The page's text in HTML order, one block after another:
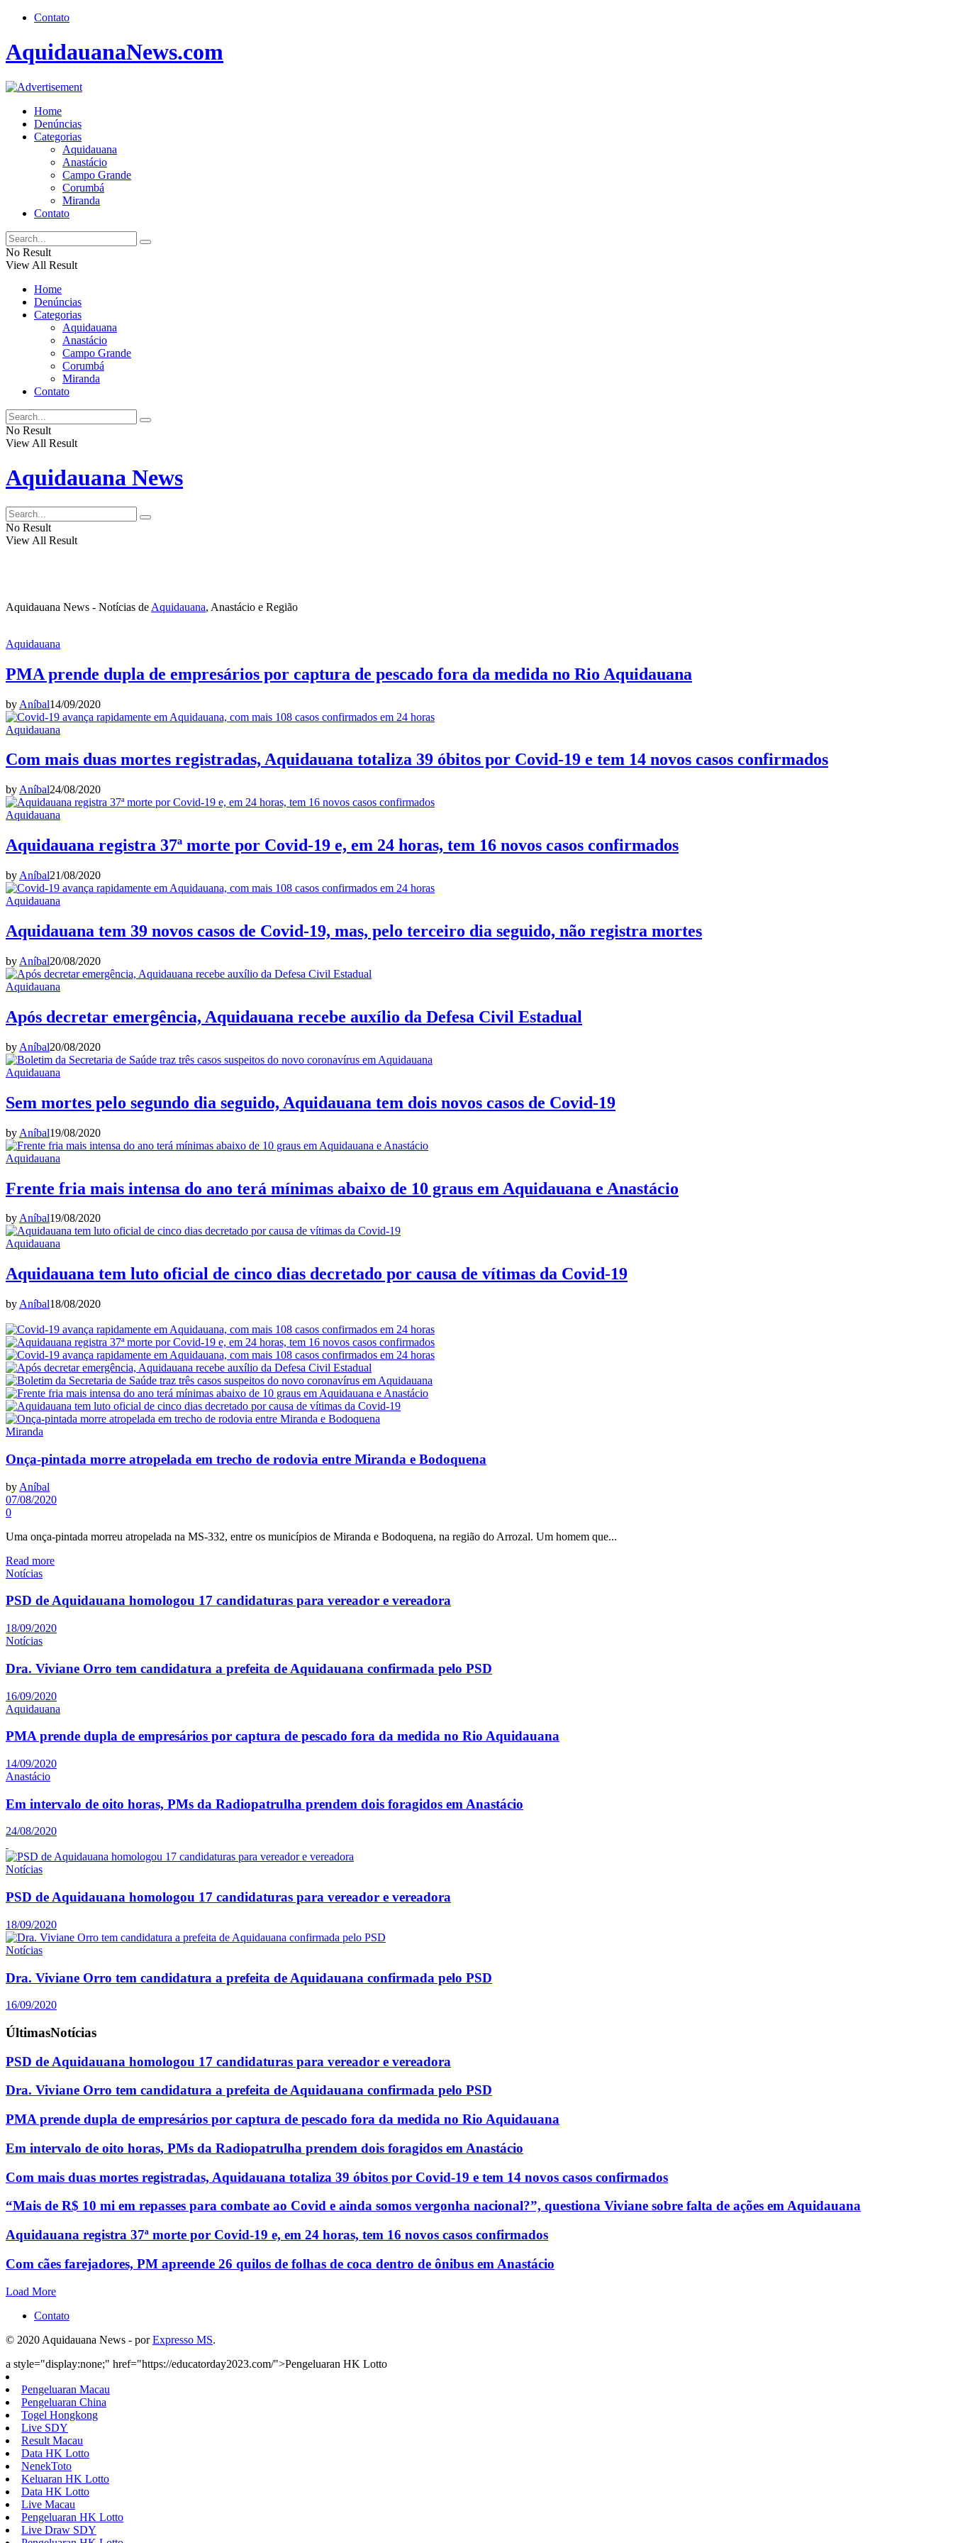
Contato
AquidauanaNews.com
Home
Denúncias
Categorias
Aquidauana
Anastácio
Campo Grande
Corumbá
Miranda
Contato
No Result
View All Result
Home
Denúncias
Categorias
Aquidauana
Anastácio
Campo Grande
Corumbá
Miranda
Contato
No Result
View All Result
Aquidauana News
No Result
View All Result
Aquidauana News - Notícias de Aquidauana, Anastácio e Região
Aquidauana
PMA prende dupla de empresários por captura de pescado fora da medida no Rio Aquidauana
by Aníbal14/09/2020
Aquidauana
Com mais duas mortes registradas, Aquidauana totaliza 39 óbitos por Covid-19 e tem 14 novos casos confirmados
by Aníbal24/08/2020
Aquidauana
Aquidauana registra 37ª morte por Covid-19 e, em 24 horas, tem 16 novos casos confirmados
by Aníbal21/08/2020
Aquidauana
Aquidauana tem 39 novos casos de Covid-19, mas, pelo terceiro dia seguido, não registra mortes
by Aníbal20/08/2020
Aquidauana
Após decretar emergência, Aquidauana recebe auxílio da Defesa Civil Estadual
by Aníbal20/08/2020
Aquidauana
Sem mortes pelo segundo dia seguido, Aquidauana tem dois novos casos de Covid-19
by Aníbal19/08/2020
Aquidauana
Frente fria mais intensa do ano terá mínimas abaixo de 10 graus em Aquidauana e Anastácio
byAníbal19/08/2020
Aquidauana
Aquidauana tem luto oficial de cinco dias decretado por causa de vítimas da Covid-19
by Aníbal18/08/2020
Miranda
Onça-pintada morre atropelada em trecho de rodovia entre Miranda e Bodoquena
by Aníbal
07/08/2020
0
Uma onça-pintada morreu atropelada na MS-332, entre os municípios de Miranda e Bodoquena, na região do Arrozal. Um homem que...
Read more
Notícias
PSD de Aquidauana homologou 17 candidaturas para vereador e vereadora
18/09/2020
Notícias
Dra. Viviane Orro tem candidatura a prefeita de Aquidauana confirmada pelo PSD
16/09/2020
Aquidauana
PMA prende dupla de empresários por captura de pescado fora da medida no Rio Aquidauana
14/09/2020
Anastácio
Em intervalo de oito horas, PMs da Radiopatrulha prendem dois foragidos em Anastácio
24/08/2020
Notícias
PSD de Aquidauana homologou 17 candidaturas para vereador e vereadora
18/09/2020
Notícias
Dra. Viviane Orro tem candidatura a prefeita de Aquidauana confirmada pelo PSD
16/09/2020
ÚltimasNotícias
PSD de Aquidauana homologou 17 candidaturas para vereador e vereadora
Dra. Viviane Orro tem candidatura a prefeita de Aquidauana confirmada pelo PSD
PMA prende dupla de empresários por captura de pescado fora da medida no Rio Aquidauana
Em intervalo de oito horas, PMs da Radiopatrulha prendem dois foragidos em Anastácio
Com mais duas mortes registradas, Aquidauana totaliza 39 óbitos por Covid-19 e tem 14 novos casos confirmados
“Mais de R$ 10 mi em repasses para combate ao Covid e ainda somos vergonha nacional?”, questiona Viviane sobre falta de ações em Aquidauana
Aquidauana registra 37ª morte por Covid-19 e, em 24 horas, tem 16 novos casos confirmados
Com cães farejadores, PM apreende 26 quilos de folhas de coca dentro de ônibus em Anastácio
Load More
Contato
© 2020 Aquidauana News - porExpresso MS.
a style="display:none;" href="https://educatorday2023.com/">Pengeluaran HK Lotto
Pengeluaran Macau
Pengeluaran China
Togel Hongkong
Live SDY
Result Macau
Data HK Lotto
NenekToto
Keluaran HK Lotto
Data HK Lotto
Live Macau
Pengeluaran HK Lotto
Live Draw SDY